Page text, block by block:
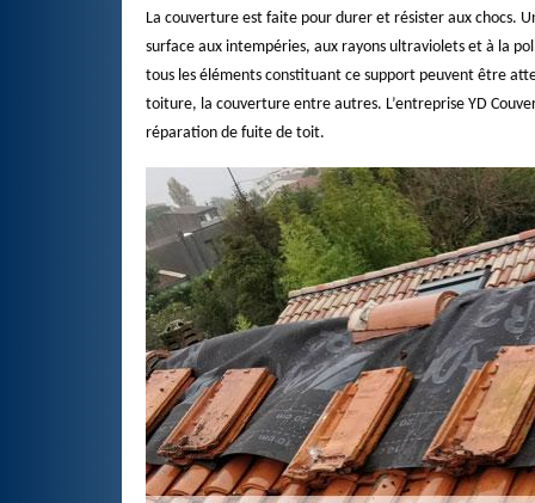
La couverture est faite pour durer et résister aux chocs.
surface aux intempéries, aux rayons ultraviolets et à la
tous les éléments constituant ce support peuvent être
toiture, la couverture entre autres. L’entreprise YD
réparation de fuite de toit.